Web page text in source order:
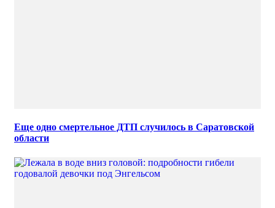
Еще одно смертельное ДТП случилось в Саратовской
области